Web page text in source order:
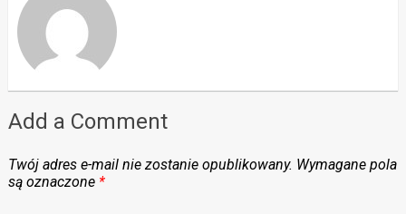
Add a Comment
Twój adres e-mail nie zostanie opublikowany. Wymagane pola
są oznaczone *